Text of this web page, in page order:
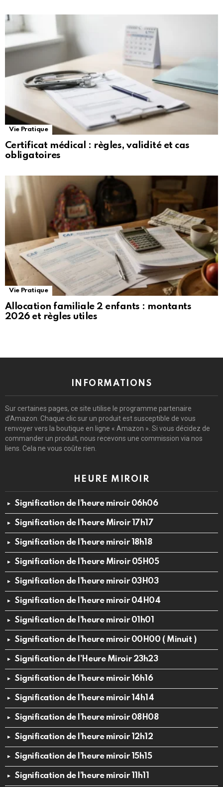
Vie Pratique
Certificat médical : règles, validité et cas
obligatoires
Vie Pratique
Allocation familiale 2 enfants : montants
2026 et règles utiles
INFORMATIONS
Sur certaines pages, ce site utilise le programme partenaire
d’Amazon. Chaque clic sur un produit est susceptible de vous
renvoyer vers la boutique en ligne « Amazon ». Si vous décidez de
commander un produit, nous recevons une commission via nos
liens. Cela ne vous coûte rien.
HEURE MIROIR
Signification de l’heure miroir 06h06
Signification de l’heure Miroir 17h17
Signification de l’heure miroir 18h18
Signification de l’heure Miroir 05H05
Signification de l’heure miroir 03H03
Signification de l’heure miroir 04H04
Signification de l’heure miroir 01h01
Signification de l’heure miroir 00H00 ( Minuit )
Signification de l’Heure Miroir 23h23
Signification de l’heure miroir 16h16
Signification de l’heure miroir 14h14
Signification de l’heure miroir 08H08
Signification de l’heure miroir 12h12
Signification de l’heure miroir 15h15
Signification de l’heure miroir 11h11